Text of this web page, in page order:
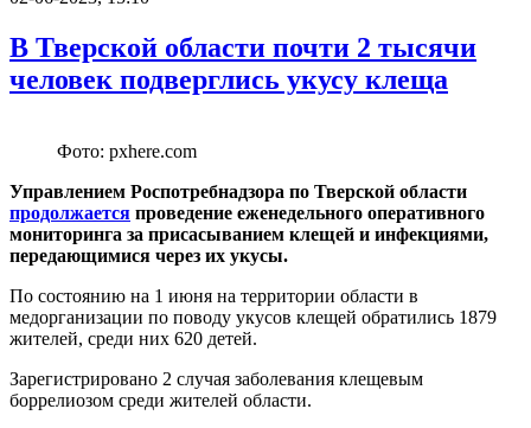
В Тверской области почти 2 тысячи
человек подверглись укусу клеща
Фото: pxhere.com
Управлением Роспотребнадзора по Тверской области
продолжается проведение еженедельного оперативного
мониторинга за присасыванием клещей и инфекциями,
передающимися через их укусы.
По состоянию на 1 июня на территории области в
медорганизации по поводу укусов клещей обратились 1879
жителей, среди них 620 детей.
Зарегистрировано 2 случая заболевания клещевым
боррелиозом среди жителей области.